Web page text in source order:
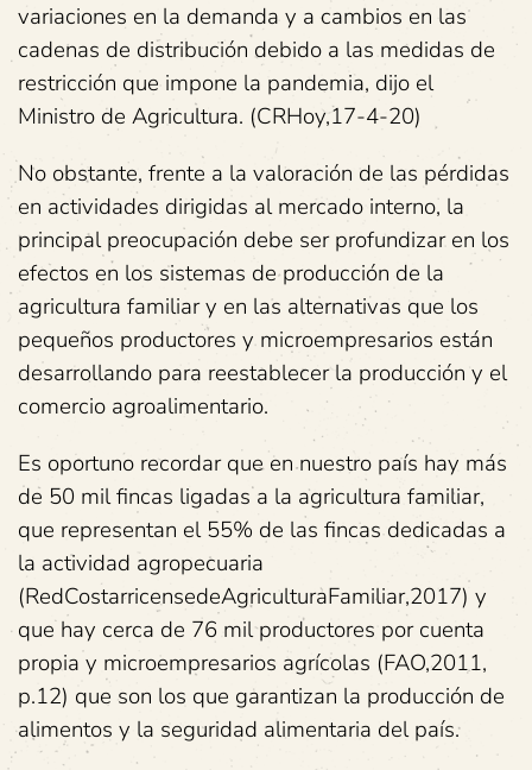
variaciones en la demanda y a cambios en las
cadenas de distribución debido a las medidas de
restricción que impone la pandemia, dijo el
Ministro de Agricultura. (CRHoy,17-4-20)
No obstante, frente a la valoración de las pérdidas
en actividades dirigidas al mercado interno, la
principal preocupación debe ser profundizar en los
efectos en los sistemas de producción de la
agricultura familiar y en las alternativas que los
pequeños productores y microempresarios están
desarrollando para reestablecer la producción y el
comercio agroalimentario.
Es oportuno recordar que en nuestro país hay más
de 50 mil fincas ligadas a la agricultura familiar,
que representan el 55% de las fincas dedicadas a
la actividad agropecuaria
(RedCostarricensedeAgriculturaFamiliar,2017) y
que hay cerca de 76 mil productores por cuenta
propia y microempresarios agrícolas (FAO,2011,
p.12) que son los que garantizan la producción de
alimentos y la seguridad alimentaria del país.